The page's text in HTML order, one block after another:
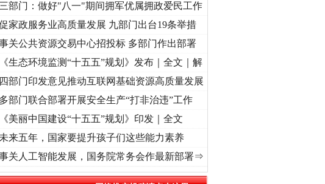
·[视频]牢记初心使命 奋进复兴征程丨“转折之城”激荡..·[视频]
三部门：做好"八一"期间拥军优属拥政爱民工作
家政服务业高质量发展 九部门出台19条举措
关公共资源交易中心招投标 多部门作出部署
《生态环境监测“十五五”规划》发布｜全文｜解
读
四部门印发意见推动互联网基础资源高质量发展
多部门联合部署开展安全生产“打非治违”工作
《美丽中国建设“十五五”规划》印发｜全文
未来五年，国家要提升孩子们这些能力素养
关人工智能发展，国务院常务会作最新部署⇒